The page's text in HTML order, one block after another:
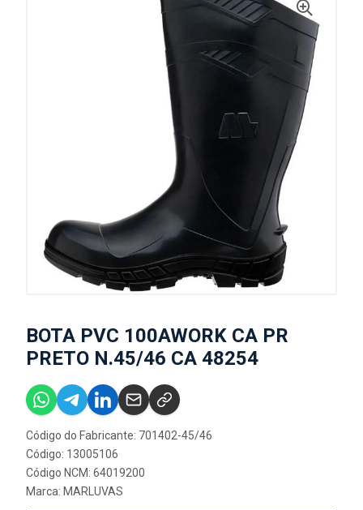
BOTA PVC 100AWORK CA PR
PRETO N.45/46 CA 48254
Código do Fabricante: 701402-45/46
Código: 13005106
Código NCM: 64019200
Marca: MARLUVAS